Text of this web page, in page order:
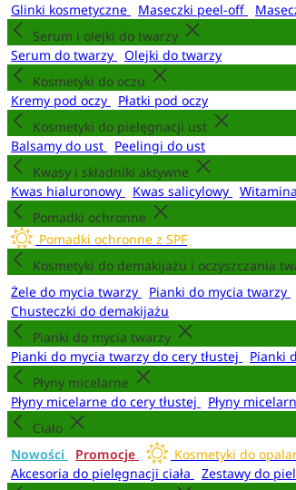
Glinki kosmetyczne
Maseczki peel-off
Serum i olejki do twarzy
Serum do twarzy
Olejki do twarzy
Kosmetyki do oczu
Kremy pod oczy
Płatki pod oczy
Kosmetyki do pielęgnacji ust
Balsamy do ust
Peelingi do ust
Kwasy i składniki aktywne
Kwas hialuronowy
Kwas salicylowy
Pomadki ochronne
Pomadki ochronne z SPF
Kosmetyki do demakijażu i oczyszczania
Żele do mycia twarzy
Pianki do mycia twarzy
Chusteczki do demakijażu
Pianki do mycia twarzy
Pianki do mycia twarzy do cery tłustej
Pianki
Płyny micelarne
Płyny micelarne do cery tłustej
Płyny
Ciało
Nowości
Promocje Kosmetyki do
Akcesoria do pielęgnacji ciała
Zestawy do